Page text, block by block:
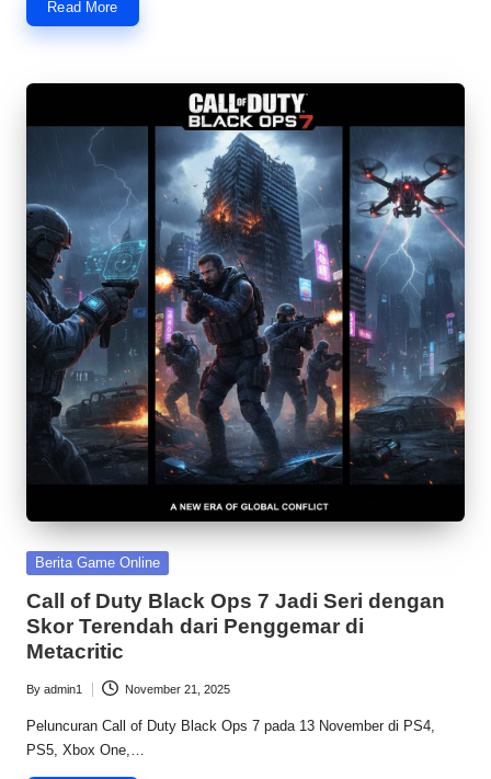
Read More
Posted
Berita Game Online
Call of Duty Black Ops 7 Jadi Seri dengan
Skor Terendah dari Penggemar di
Metacritic
Posted
by
By admin1 November 21, 2025
Peluncuran Call of Duty Black Ops 7 pada 13 November di PS4,
PS5, Xbox One,…